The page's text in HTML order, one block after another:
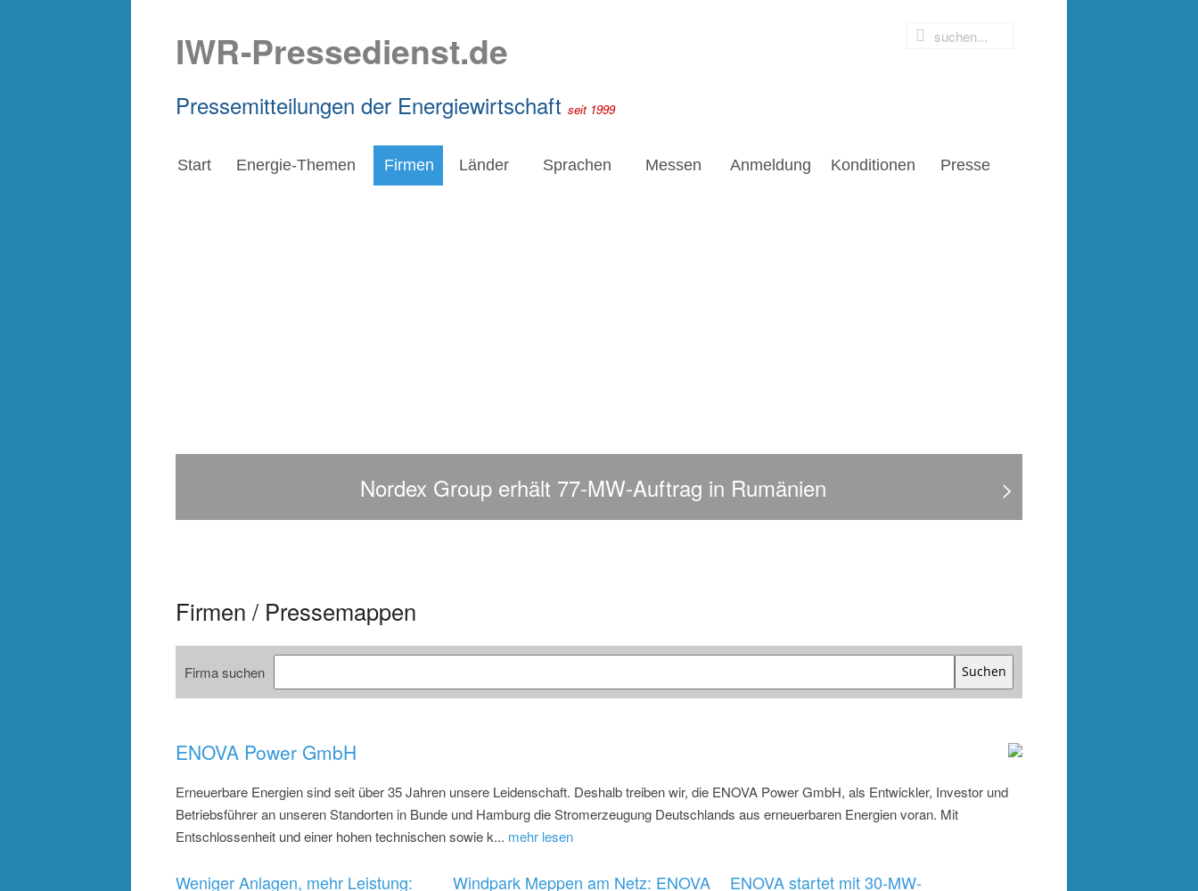
IWR-Pressedienst.de
Pressemitteilungen der Energiewirtschaft seit 1999
Start Energie-Themen Firmen Länder Sprachen Messen Anmeldung Konditionen Presse
Nordex Group erhält 77-MW-Auftrag in Rumänien >
Firmen / Pressemappen
Firma suchen Suchen
ENOVA Power GmbH
Erneuerbare Energien sind seit über 35 Jahren unsere Leidenschaft. Deshalb treiben wir, die ENOVA Power GmbH, als Entwickler, Investor und
Betriebsführer an unseren Standorten in Bunde und Hamburg die Stromerzeugung Deutschlands aus erneuerbaren Energien voran. Mit
Entschlossenheit und einer hohen technischen sowie k... mehr lesen
Weniger Anlagen, mehr Leistung: Windpark Meppen am Netz: ENOVA ENOVA startet mit 30-MW-